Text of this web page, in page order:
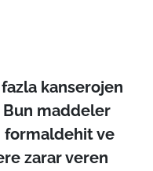
fazla kanserojen
maddeler
formaldehit ve
zarar veren